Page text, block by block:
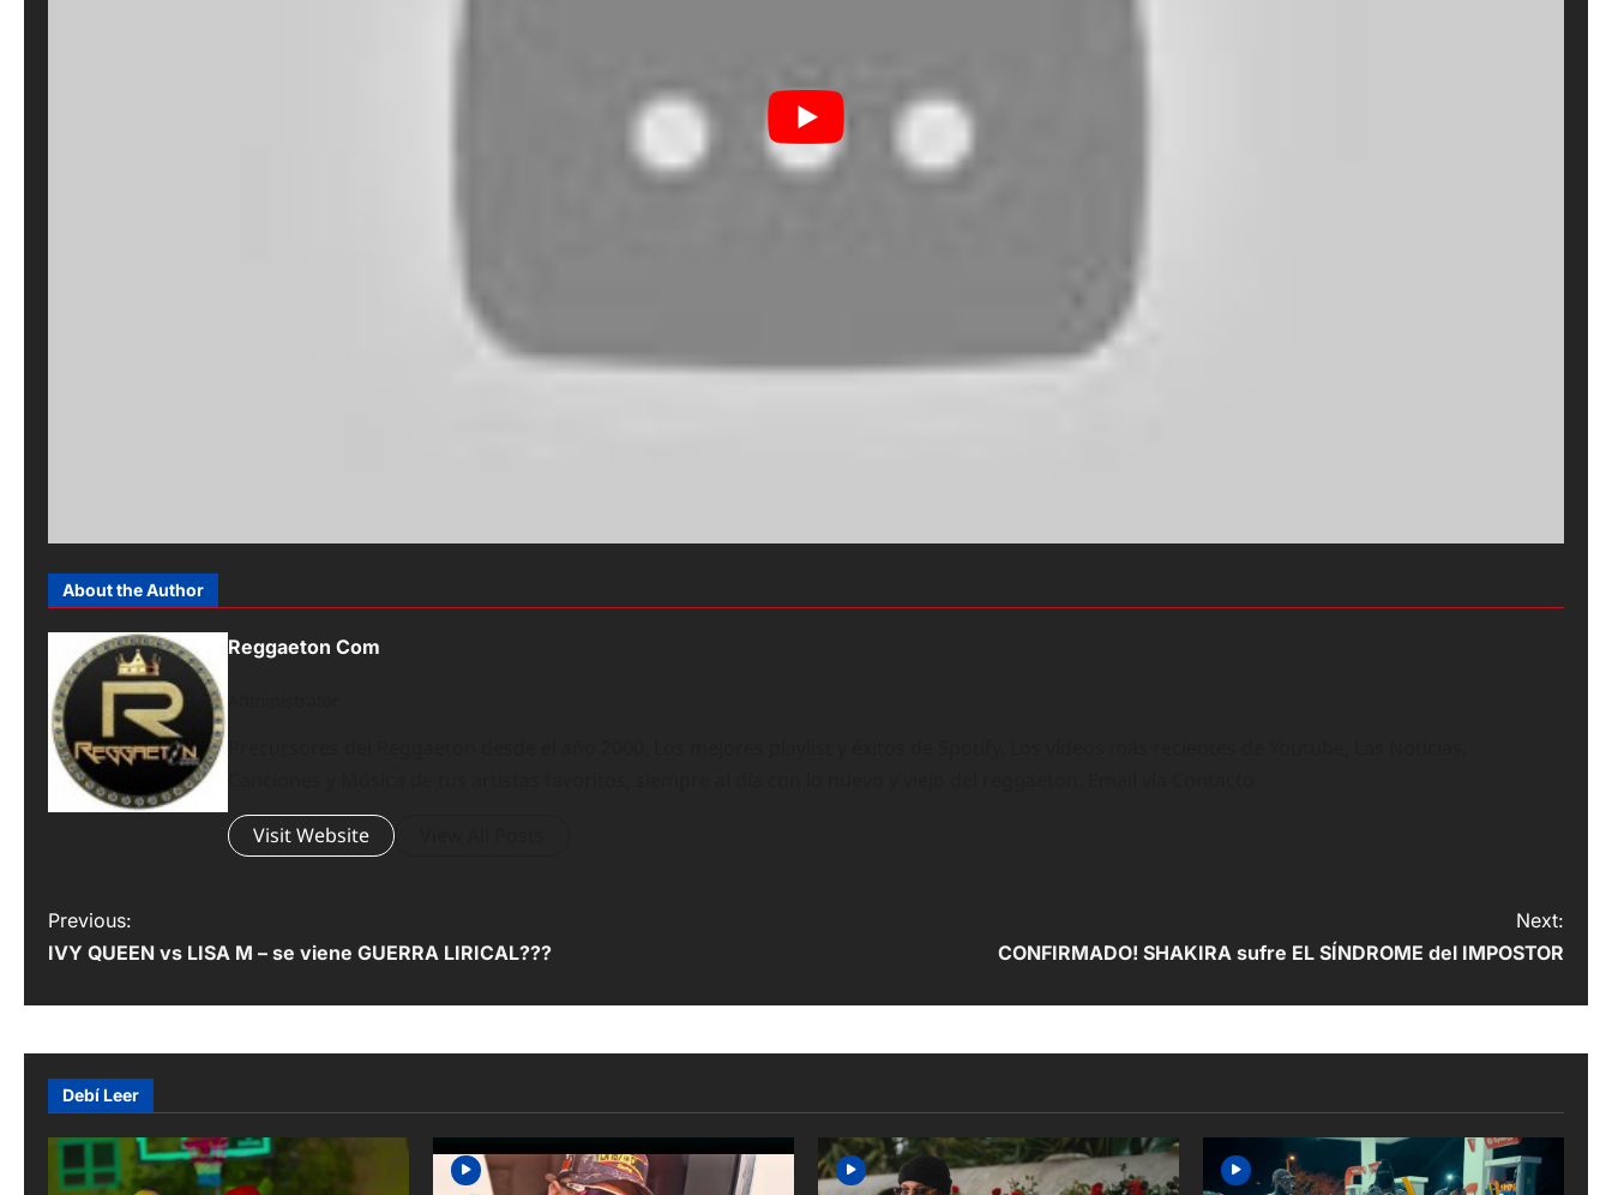
About the Author
Reggaeton Com
Visit Website
P
o
s
t
n
a
v
Previous:
IVY QUEEN vs LISA M – se viene GUERRA LIRICAL???
Next:
CONFIRMADO! SHAKIRA sufre EL SÍNDROME del IMPOSTOR
Debí Leer